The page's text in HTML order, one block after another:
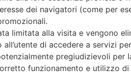
dei navigatori (come per
limitata alla visita e vengono
di accedere a servizi
pregiudizievoli per
funzionamento e utilizzo